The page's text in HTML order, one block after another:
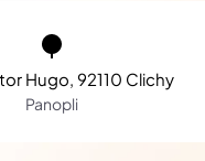
Hugo, 92110 Clichy
Panopli